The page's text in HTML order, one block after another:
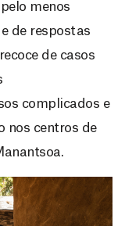
menos
de respostas
de casos
complicados e
nos centros de